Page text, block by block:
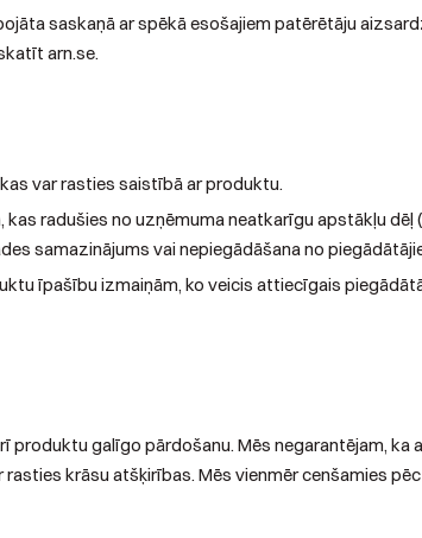
saskaņā ar spēkā esošajiem patērētāju
arn.se.
var rasties saistībā ar produktu.
radušies no uzņēmuma neatkarīgu apstākļu dēļ
samazinājums vai nepiegādāšana no
īpašību izmaiņām, ko veicis attiecīgais
produktu galīgo pārdošanu. Mēs negarantējam,
krāsu atšķirības. Mēs vienmēr cenšamies